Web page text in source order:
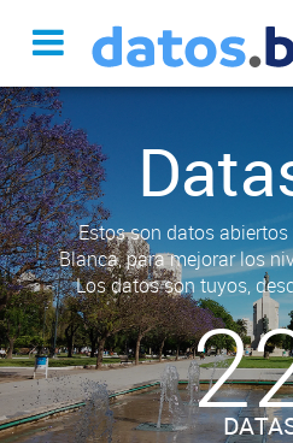
Estos son datos
Blanca, para mejorar los
Los datos son tuyos,